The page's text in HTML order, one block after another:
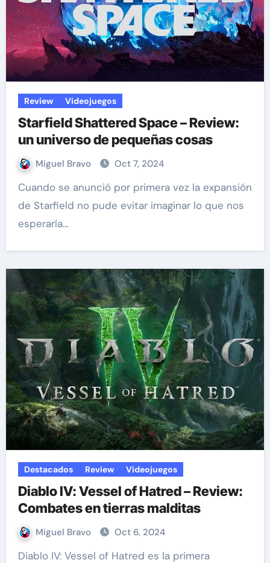
Review Videojuegos
Starfield Shattered Space – Review:
un universo de pequeñas cosas
Miguel Bravo Oct 7, 2024
Cuando se anunció por primera vez la expansión
de Starfield no pude evitar imaginar lo que nos
esperaría…
Destacados Review Videojuegos
Diablo IV: Vessel of Hatred – Review:
Combates en tierras malditas
Miguel Bravo Oct 6, 2024
Diablo IV: Vessel of Hatred es la primera